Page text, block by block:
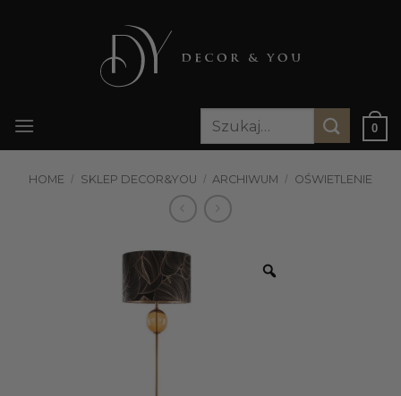
Szukaj:
0
HOME / SKLEP DECOR&YOU / ARCHIWUM / OŚWIETLENIE